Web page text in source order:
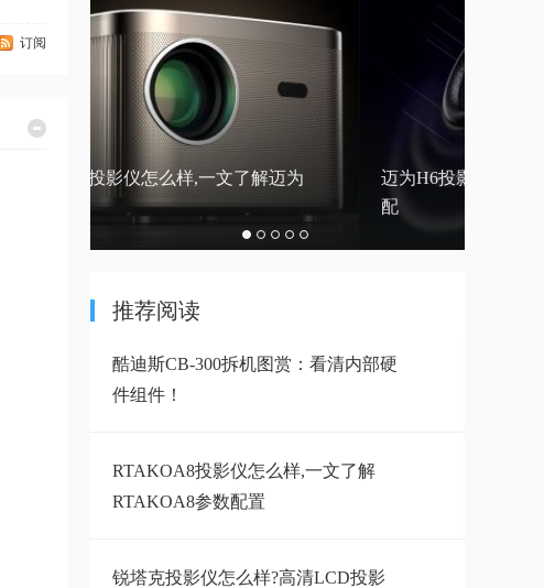
订阅
迈为H6Pro投影仪怎么样,一文了解迈为
H6Pro
推荐阅读
酷迪斯CB-300拆机图赏：看清内部硬
件组件！
RTAKOA8投影仪怎么样,一文了解
RTAKOA8参数配置
锐塔克投影仪怎么样?高清LCD投影